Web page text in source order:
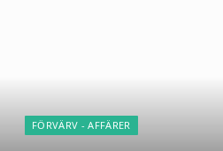
FÖRVÄRV - AFFÄRER